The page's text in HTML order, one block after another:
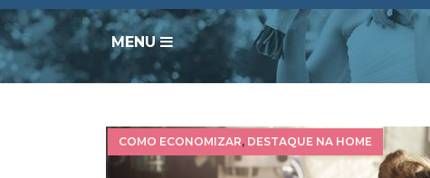
MENU
COMO ECONOMIZAR, DESTAQUE NA HOME